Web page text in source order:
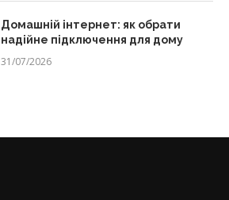
Домашній інтернет: як обрати
надійне підключення для дому
31/07/2026